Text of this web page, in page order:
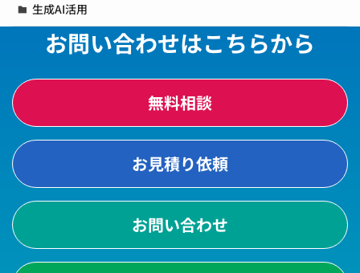
生成AI活用
お問い合わせはこちらから
無料相談
お見積り依頼
お問い合わせ